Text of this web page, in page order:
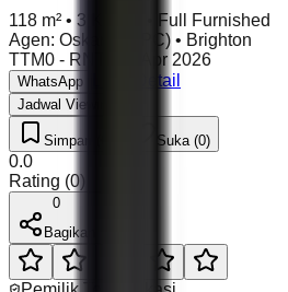
118 m² • 3 Kamar
Full Furnished
Agen: Oskar (PGPC) • Brighton
TTM0 - RNT
09 Apr 2026
WhatsApp Lihat Detail
Jadwal Viewing
Simpan (0) Suka (0)
0.0
Rating (0)
0
Bagikan